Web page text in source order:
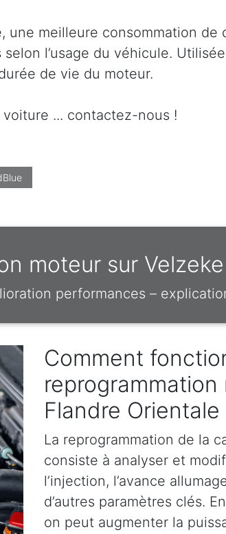
meilleure consommation de
l’usage du véhicule.
de vie du moteur.
... contactez-nous !
moteur sur
performances –
Comment
reprogrammation
Flandre Orientale
La reprogrammation de la
consiste à analyser et
l’injection, l’avance
d’autres paramètres clés.
on peut augmenter la